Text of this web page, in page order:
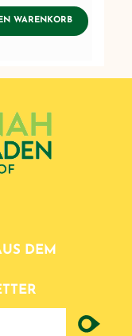
WARENKORBADDTOCART
DEM